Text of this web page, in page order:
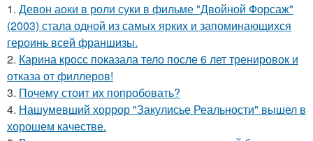
1. Девон аоки в роли суки в фильме "Двойной Форсаж"
(2003) стала одной из самых ярких и запоминающихся
героинь всей франшизы.
2. Карина кросс показала тело после 6 лет тренировок и
отказа от филлеров!
3. Почему стоит их попробовать?
4. Нашумевший хоррор "Закулисье Реальности" вышел в
хорошем качестве.